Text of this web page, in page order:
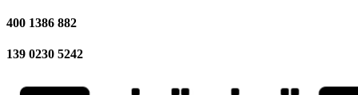
400 1386 882
139 0230 5242